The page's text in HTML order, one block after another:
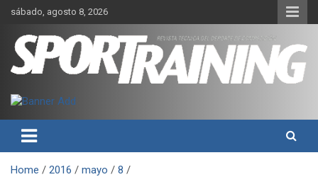
Skip
content
sábado, agosto 8, 2026
Revista técnica del deporte
Sport Training
rendimiento, nutrición y entrenamiento.
Home 2016 mayo
8